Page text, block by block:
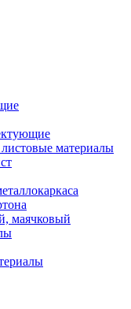
материалы
маячковый